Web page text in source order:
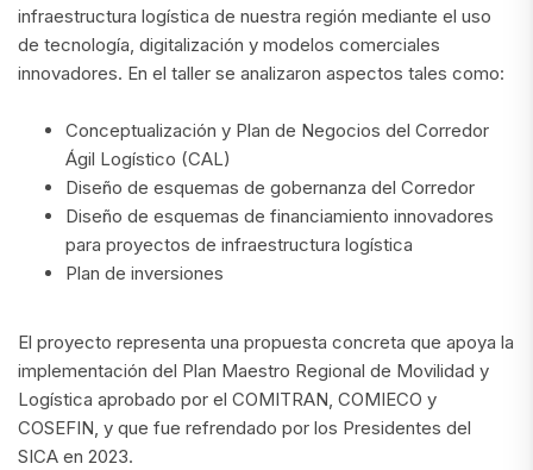
infraestructura logística de nuestra región mediante el uso
de tecnología, digitalización y modelos comerciales
innovadores. En el taller se analizaron aspectos tales como:
Conceptualización y Plan de Negocios del Corredor
Ágil Logístico (CAL)
Diseño de esquemas de gobernanza del Corredor
Diseño de esquemas de financiamiento innovadores
para proyectos de infraestructura logística
Plan de inversiones
El proyecto representa una propuesta concreta que apoya la
implementación del Plan Maestro Regional de Movilidad y
Logística aprobado por el COMITRAN, COMIECO y
COSEFIN, y que fue refrendado por los Presidentes del
SICA en 2023.